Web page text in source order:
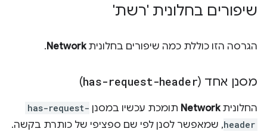
שיפורים בחלונית 'רשת'
הגרסה הזו כוללת כמה שיפורים בחלוניתNetwork
.
מסנן אחד (has-request-header
)
החלוניתNetwork תומכת עכשיו במסנן has-request-
header, שמאפשר לסנן לפי שם ספציפי של כותרת בקשה.